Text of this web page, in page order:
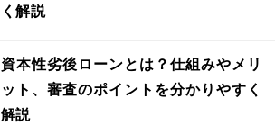
く解説
資本性劣後ローンとは？仕組みやメリ
ット、審査のポイントを分かりやすく
解説